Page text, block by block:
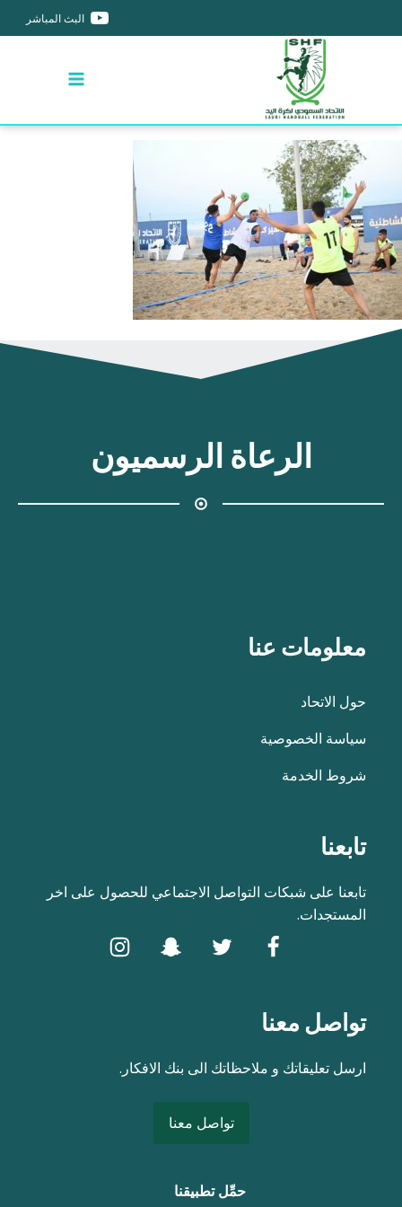
البث المباشر
الرعاة الرسميون
معلومات عنا
حول الاتحاد
سياسة الخصوصية
شروط الخدمة
تابعنا
تابعنا على شبكات التواصل الاجتماعي للحصول على اخر
المستجدات.
تواصل معنا
ارسل تعليقاتك و ملاحظاتك الى بنك الافكار.
تواصل معنا
حمِّل تطبيقنا